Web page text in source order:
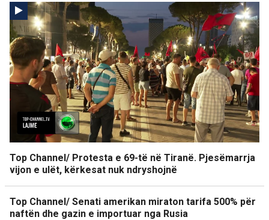
Top Channel/ Protesta e 69-të në Tiranë. Pjesëmarrja
vijon e ulët, kërkesat nuk ndryshojnë
Top Channel/ Senati amerikan miraton tarifa 500% për
naftën dhe gazin e importuar nga Rusia